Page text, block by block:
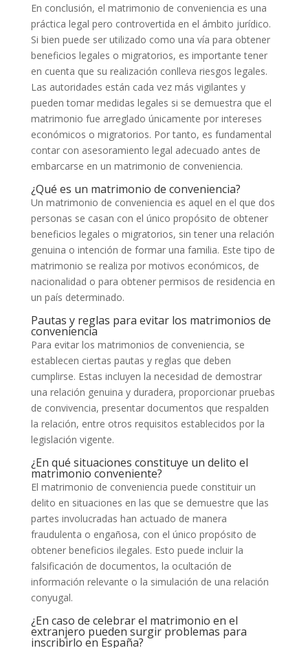
En conclusión, el matrimonio de conveniencia es una
práctica legal pero controvertida en el ámbito jurídico.
Si bien puede ser utilizado como una vía para obtener
beneficios legales o migratorios, es importante tener
en cuenta que su realización conlleva riesgos legales.
Las autoridades están cada vez más vigilantes y
pueden tomar medidas legales si se demuestra que el
matrimonio fue arreglado únicamente por intereses
económicos o migratorios. Por tanto, es fundamental
contar con asesoramiento legal adecuado antes de
embarcarse en un matrimonio de conveniencia.
¿Qué es un matrimonio de conveniencia?
Un matrimonio de conveniencia es aquel en el que dos
personas se casan con el único propósito de obtener
beneficios legales o migratorios, sin tener una relación
genuina o intención de formar una familia. Este tipo de
matrimonio se realiza por motivos económicos, de
nacionalidad o para obtener permisos de residencia en
un país determinado.
Pautas y reglas para evitar los matrimonios de
conveniencia
Para evitar los matrimonios de conveniencia, se
establecen ciertas pautas y reglas que deben
cumplirse. Estas incluyen la necesidad de demostrar
una relación genuina y duradera, proporcionar pruebas
de convivencia, presentar documentos que respalden
la relación, entre otros requisitos establecidos por la
legislación vigente.
¿En qué situaciones constituye un delito el
matrimonio conveniente?
El matrimonio de conveniencia puede constituir un
delito en situaciones en las que se demuestre que las
partes involucradas han actuado de manera
fraudulenta o engañosa, con el único propósito de
obtener beneficios ilegales. Esto puede incluir la
falsificación de documentos, la ocultación de
información relevante o la simulación de una relación
conyugal.
¿En caso de celebrar el matrimonio en el
extranjero pueden surgir problemas para
inscribirlo en España?